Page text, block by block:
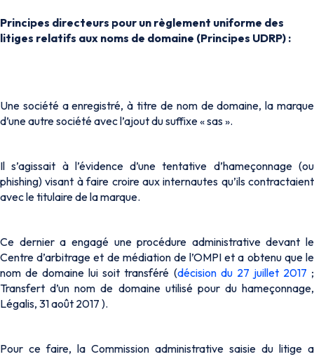
Principes directeurs pour un règlement uniforme des
litiges relatifs aux noms de domaine (Principes UDRP) :
Une société a enregistré, à titre de nom de domaine, la marque
d’une autre société avec l’ajout du suffixe « sas ».
Il s’agissait à l’évidence d’une tentative d’hameçonnage (ou
phishing) visant à faire croire aux internautes qu’ils contractaient
avec le titulaire de la marque.
Ce dernier a engagé une procédure administrative devant le
Centre d’arbitrage et de médiation de l’OMPI et a obtenu que le
nom de domaine lui soit transféré (décision du 27 juillet 2017 ;
Transfert d’un nom de domaine utilisé pour du hameçonnage,
Légalis, 31 août 2017 ).
Pour ce faire, la Commission administrative saisie du litige a